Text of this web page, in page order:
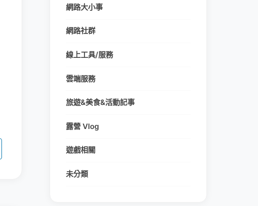
網路大小事
網路社群
線上工具/服務
雲端服務
旅遊&美食&活動記事
露營 Vlog
遊戲相關
未分類